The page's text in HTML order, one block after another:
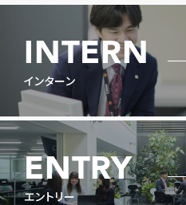
INTERN
インターン
ENTRY
エントリー